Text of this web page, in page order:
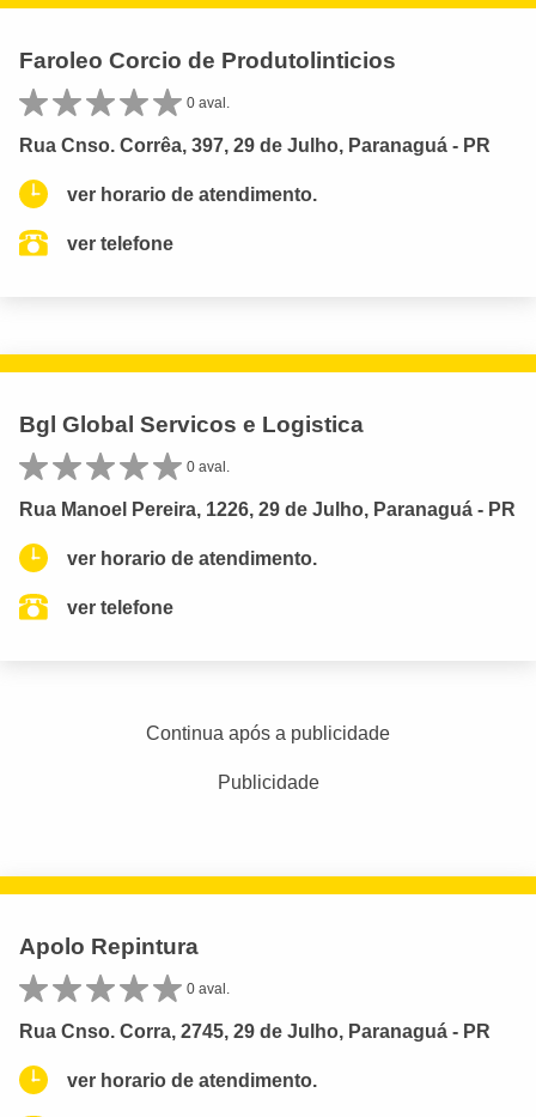
Faroleo Corcio de Produtolinticios
0 aval.
Rua Cnso. Corrêa, 397, 29 de Julho, Paranaguá - PR
ver horario de atendimento.
ver telefone
Bgl Global Servicos e Logistica
0 aval.
Rua Manoel Pereira, 1226, 29 de Julho, Paranaguá - PR
ver horario de atendimento.
ver telefone
Continua após a publicidade
Publicidade
Apolo Repintura
0 aval.
Rua Cnso. Corra, 2745, 29 de Julho, Paranaguá - PR
ver horario de atendimento.